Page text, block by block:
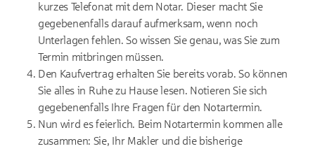
kurzes Telefonat mit dem Notar. Dieser macht Sie
gegebenenfalls darauf aufmerksam, wenn noch
Unterlagen fehlen. So wissen Sie genau, was Sie zum
Termin mitbringen müssen.
Den Kaufvertrag erhalten Sie bereits vorab. So können
Sie alles in Ruhe zu Hause lesen. Notieren Sie sich
gegebenenfalls Ihre Fragen für den Notartermin.
Nun wird es feierlich. Beim Notartermin kommen alle
zusammen: Sie, Ihr Makler und die bisherige